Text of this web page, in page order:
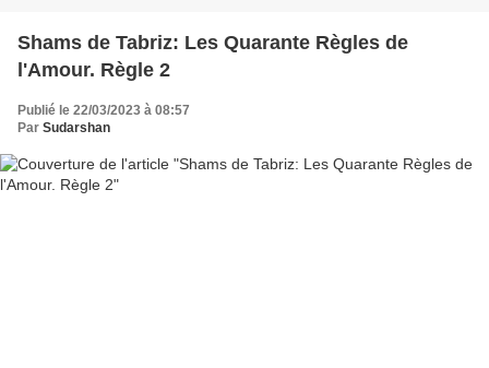
Shams de Tabriz: Les Quarante Règles de
l'Amour. Règle 2
Publié le 22/03/2023 à 08:57
Par Sudarshan